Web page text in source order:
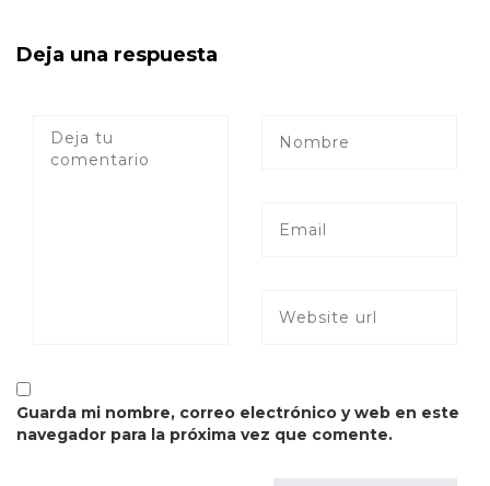
Deja una respuesta
Guarda mi nombre, correo electrónico y web en este
navegador para la próxima vez que comente.